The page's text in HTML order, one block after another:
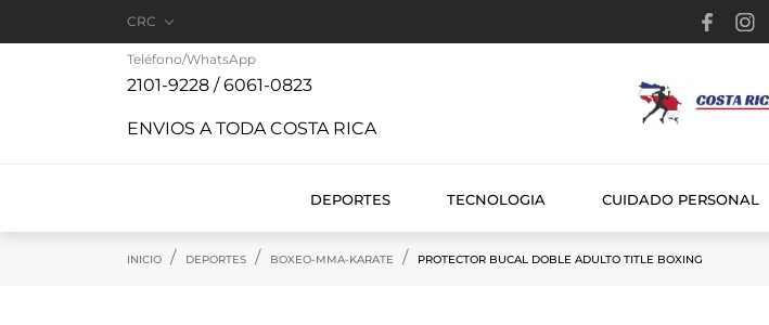
CRC 
Teléfono/WhatsApp
2101-9228 / 6061-0823
ENVIOS A TODA COSTA RICA
DEPORTES TECNOLOGIA CUIDADO PERSONAL
INICIO DEPORTES BOXEO-MMA-KARATE PROTECTOR BUCAL DOBLE ADULTO TITLE BOXING